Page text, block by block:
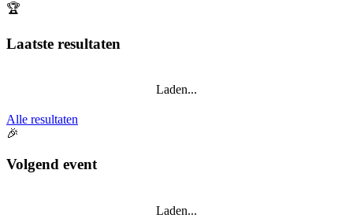
🏆
Laatste resultaten
Laden...
Alle resultaten
🎉
Volgend event
Laden...